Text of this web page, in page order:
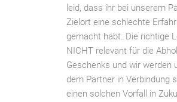
leid, dass ihr bei unserem
Zielort eine schlechte
gemacht habt. Die richtige
NICHT relevant für die
Geschenks und wir werden
dem Partner in Verbindung
einen solchen Vorfall in